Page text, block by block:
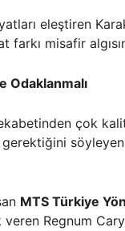
eleştiren
farkı misafir
Odaklanmalı
çok
MTS Türkiye
Regnum